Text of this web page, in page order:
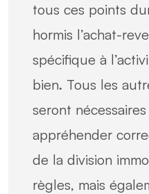
tous ces points
hormis l’achat-
spécifique à
bien. Tous les
seront
appréhender
de la division
règles, mais